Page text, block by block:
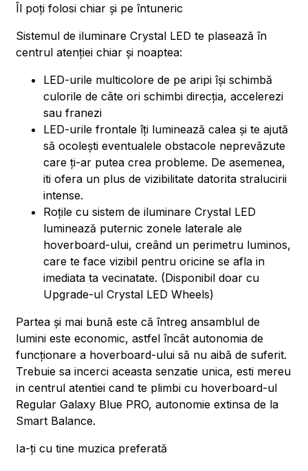
Îl poți folosi chiar și pe întuneric
Sistemul de iluminare Crystal LED te plasează în
centrul atenției chiar și noaptea:
LED-urile multicolore de pe aripi își schimbă
culorile de câte ori schimbi direcția, accelerezi
sau franezi
LED-urile frontale îți luminează calea și te ajută
să ocolești eventualele obstacole neprevăzute
care ți-ar putea crea probleme. De asemenea,
iti ofera un plus de vizibilitate datorita stralucirii
intense.
Roțile cu sistem de iluminare Crystal LED
luminează puternic zonele laterale ale
hoverboard-ului, creând un perimetru luminos,
care te face vizibil pentru oricine se afla in
imediata ta vecinatate. (Disponibil doar cu
Upgrade-ul Crystal LED Wheels)
Partea și mai bună este că întreg ansamblul de
lumini este economic, astfel încât autonomia de
funcționare a hoverboard-ului să nu aibă de suferit.
Trebuie sa incerci aceasta senzatie unica, esti mereu
in centrul atentiei cand te plimbi cu hoverboard-ul
Regular Galaxy Blue PRO, autonomie extinsa de la
Smart Balance.
Ia-ți cu tine muzica preferată